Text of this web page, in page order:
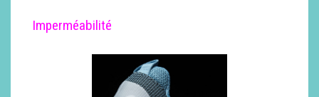
Imperméabilité